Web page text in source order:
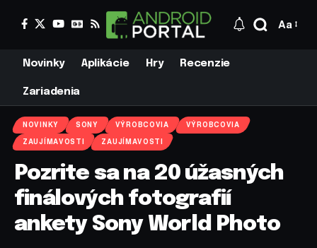
Aa
Novinky Aplikácie Hry Recenzie
Zariadenia
NOVINKY SONY VÝROBCOVIA VÝROBCOVIA
ZAUJÍMAVOSTI ZAUJÍMAVOSTI
Pozrite sa na 20 úžasných
finálových fotografií
ankety Sony World Photo